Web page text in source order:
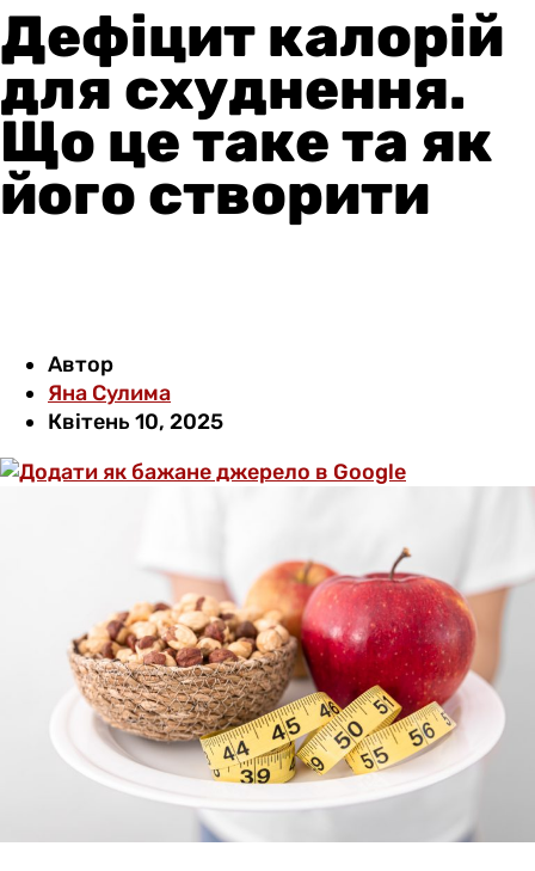
Дефіцит калорій
для схуднення.
Що це таке та як
його створити
Автор
Яна Сулима
Квітень 10, 2025